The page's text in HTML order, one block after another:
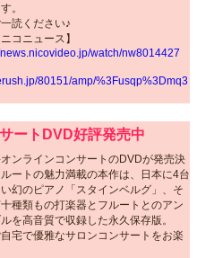
。
読ください♪
ニコニュース】
watch/nw8014427
80151/amp/%3Fusqp%3Dmq3
ートDVD好評発売中
ンラインコンサートのDVDが発売決
ートの魅力満載の本作は、日本に4台
幻のピアノ「スタインベルグ」、そ
種類もの打楽器とフルートとのアン
を高音質で収録した永久保存版。
宅で優雅なサロンコンサートをお楽